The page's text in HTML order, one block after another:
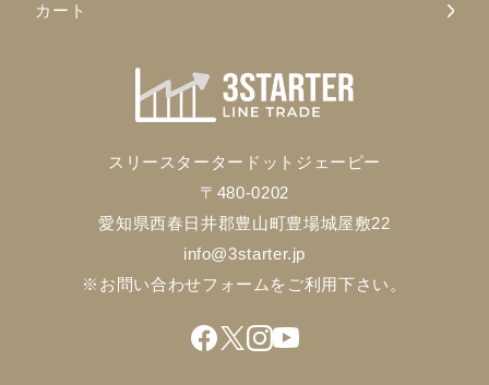
カート
スリースタータードットジェーピー
〒480-0202
愛知県西春日井郡豊山町豊場城屋敷22
info@3starter.jp
※お問い合わせフォームをご利用下さい。